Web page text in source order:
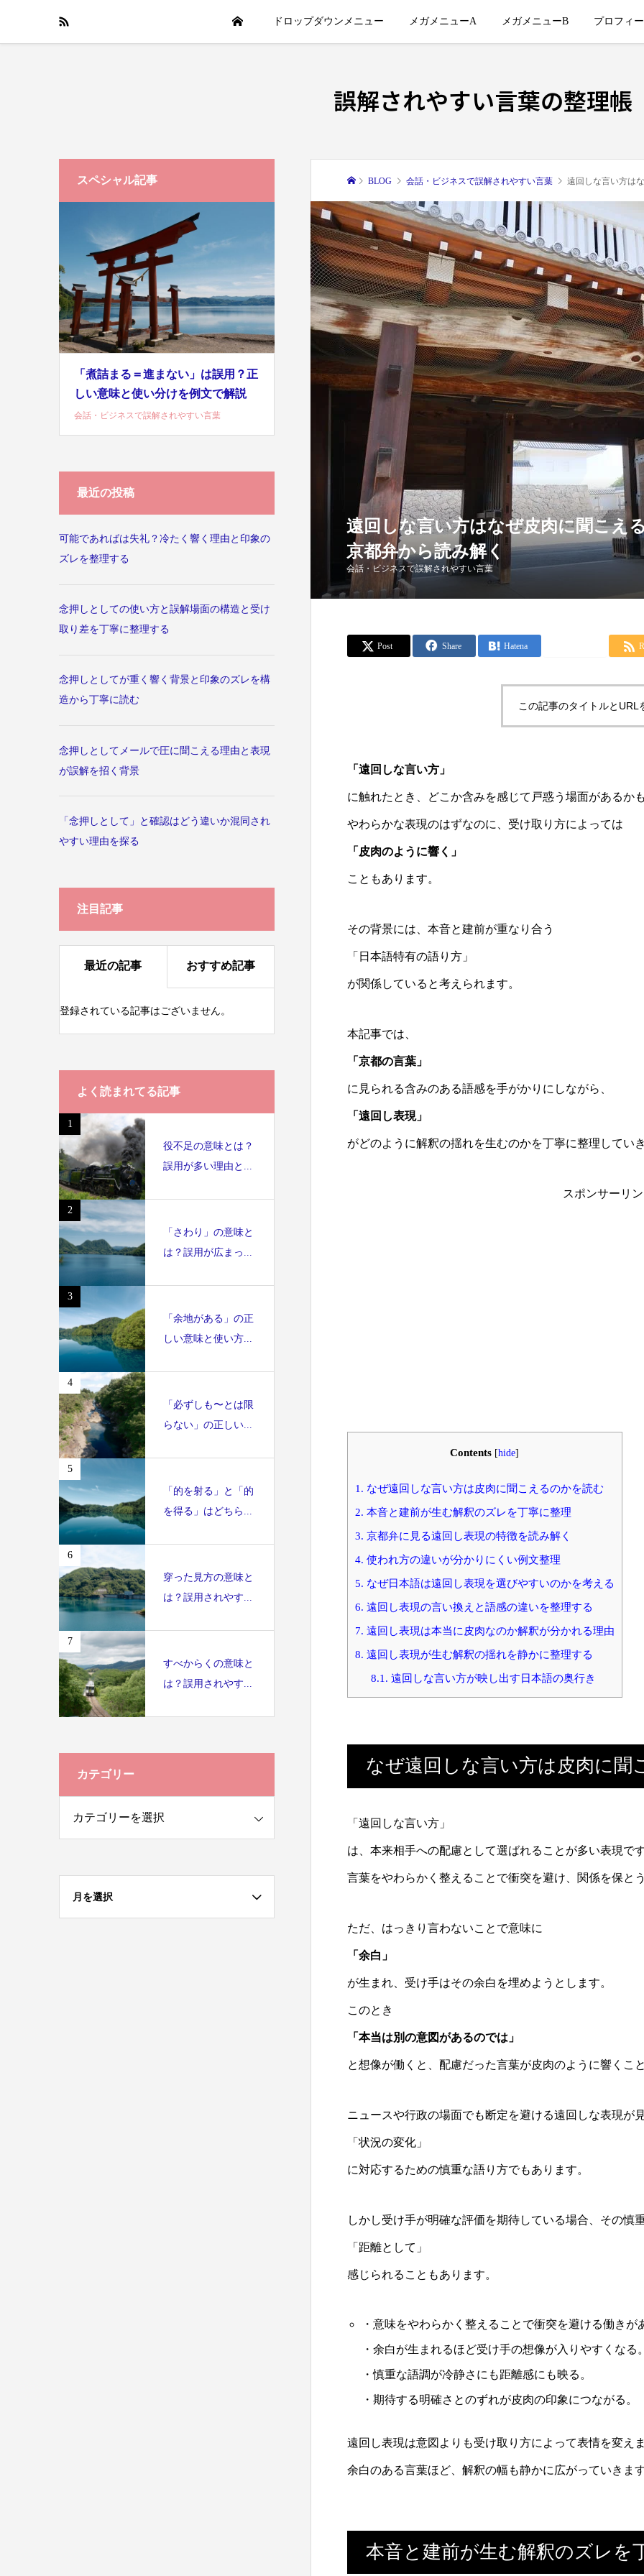
ドロップダウンメニュー メガメニューA メガメニューB プロフィ
誤解されやすい言葉の整理帳
BLOG 会話・ビジネスで誤解されやすい言葉 遠回しな言い方はな
遠回しな言い方はなぜ皮肉に聞こえ
京都弁から読み解く
会話・ビジネスで誤解されやすい言葉
Post Share Hatena
この記事のタイトルとURL
「遠回しな言い方」
に触れたとき、どこか含みを感じて戸惑う場面があるか
やわらかな表現のはずなのに、受け取り方によっては
「皮肉のように響く」
こともあります。
その背景には、本音と建前が重なり合う
「日本語特有の語り方」
が関係していると考えられます。
本記事では、
「京都の言葉」
に見られる含みのある語感を手がかりにしながら、
「遠回し表現」
がどのように解釈の揺れを生むのかを丁寧に整理していき
スポンサーリ
Contents [hide]
1. なぜ遠回しな言い方は皮肉に聞こえるのかを読む
2. 本音と建前が生む解釈のズレを丁寧に整理
3. 京都弁に見る遠回し表現の特徴を読み解く
4. 使われ方の違いが分かりにくい例文整理
5. なぜ日本語は遠回し表現を選びやすいのかを考える
6. 遠回し表現の言い換えと語感の違いを整理する
7. 遠回し表現は本当に皮肉なのか解釈が分かれる理由
8. 遠回し表現が生む解釈の揺れを静かに整理する
8.1. 遠回しな言い方が映し出す日本語の奥行き
なぜ遠回しな言い方は皮肉に聞
「遠回しな言い方」
は、本来相手への配慮として選ばれることが多い表現です
言葉をやわらかく整えることで衝突を避け、関係を保と
ただ、はっきり言わないことで意味に
「余白」
が生まれ、受け手はその余白を埋めようとします。
このとき
「本当は別の意図があるのでは」
と想像が働くと、配慮だった言葉が皮肉のように響くこ
ニュースや行政の場面でも断定を避ける遠回しな表現が
「状況の変化」
に対応するための慎重な語り方でもあります。
しかし受け手が明確な評価を期待している場合、その慎
「距離として」
感じられることもあります。
・意味をやわらかく整えることで衝突を避ける働きが
・余白が生まれるほど受け手の想像が入りやすくなる。
・慎重な語調が冷静さにも距離感にも映る。
・期待する明確さとのずれが皮肉の印象につながる。
遠回し表現は意図よりも受け取り方によって表情を変えま
余白のある言葉ほど、解釈の幅も静かに広がっていきます
本音と建前が生む解釈のズレを
スペシャル記事
「煮詰まる＝進まない」は誤用？正
しい意味と使い分けを例文で解説
会話・ビジネスで誤解されやすい言葉
最近の投稿
可能であればは失礼？冷たく響く理由と印象の
ズレを整理する
念押しとしての使い方と誤解場面の構造と受け
取り差を丁寧に整理する
念押しとしてが重く響く背景と印象のズレを構
造から丁寧に読む
念押しとしてメールで圧に聞こえる理由と表現
が誤解を招く背景
「念押しとして」と確認はどう違いか混同され
やすい理由を探る
注目記事
最近の記事 おすすめ記事
登録されている記事はございません。
よく読まれてる記事
1
役不足の意味とは？
誤用が多い理由と...
2
「さわり」の意味と
は？誤用が広まっ...
3
「余地がある」の正
しい意味と使い方...
4
「必ずしも〜とは限
らない」の正しい...
5
「的を射る」と「的
を得る」はどちら...
6
穿った見方の意味と
は？誤用されやす...
7
すべからくの意味と
は？誤用されやす...
カテゴリー
月を選択